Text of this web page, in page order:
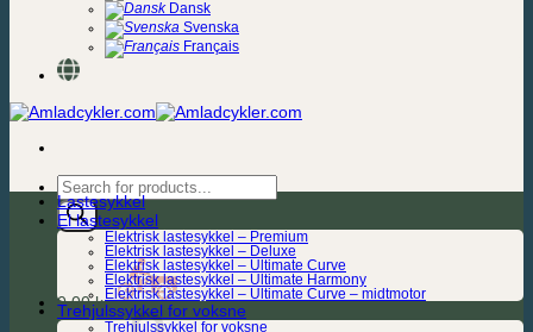
Dansk
Svenska
Français
Products
search
0,00kr.
Lastesykkel
El lastesykkel
Elektrisk lastesykkel – Premium
Elektrisk lastesykkel – Deluxe
Elektrisk lastesykkel – Ultimate Curve
Elektrisk lastesykkel – Ultimate Harmony
Elektrisk lastesykkel – Ultimate Curve – midtmotor
Trehjulssykkel for voksne
Trehjulssykkel for voksne